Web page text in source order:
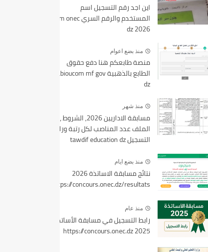
اين اجد رقم التسجيل اسم
المستخدم والرقم السري bem onec
dz 2026
منذ بضع اعوام
منصة طابعكم هنا دفع حقوق
الطابع بالذهبية tabioucom mf gov
dz
منذ شهر
مسابقة الاداريين 2026, الشروط ،
الملف عدد المناصب لكل رتبة ورابط
التسجيل tawdif education dz
منذ بضع ايام
نتائج مسابقة الاساتذة 2026
https://concours.onec.dz/resultats
منذ عام
رابط التسجيل في مسابقة الأساتذة
2025 https://concours.onec.dz